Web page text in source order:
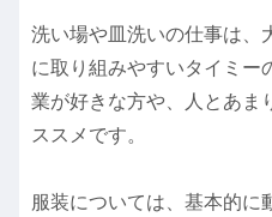
洗い場や皿洗いの仕事は、
に取り組みやすいタイミー
業が好きな方や、人とあま
ススメです。
服装については、基本的に